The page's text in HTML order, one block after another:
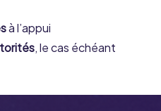
à l’appui
, le cas échéant